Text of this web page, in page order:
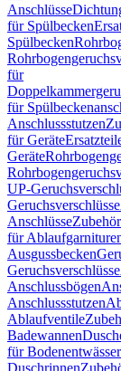
Anschlüsse
für Spülbecken
Spülbecken
für
für
Anschlussstutzen
für Geräte
Geräte
UP-
Geruchsverschlüsse
AnschlüsseZubehör
für
Ausgussbecken
Geruchsverschlüsse
Anschlussbögen
Anschlussstutzen
Ablaufventile
Badewannen
für
Duschrinnen